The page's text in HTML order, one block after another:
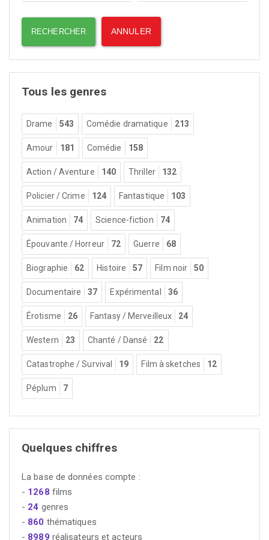
Tous les genres
Drame 543 Comédie dramatique 213
Amour 181 Comédie 158
Action / Aventure 140 Thriller 132
Policier / Crime 124 Fantastique 103
Animation 74 Science-fiction 74
Épouvante / Horreur 72 Guerre 68
Biographie 62 Histoire 57 Film noir 50
Documentaire 37 Expérimental 36
Érotisme 26 Fantasy / Merveilleux 24
Western 23 Chanté / Dansé 22
Catastrophe / Survival 19 Film à sketches 12
Péplum 7
Quelques chiffres
La base de données compte :
- 1268 films
- 24 genres
- 860 thématiques
- 8989 réalisateurs et acteurs